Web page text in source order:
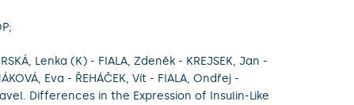
Lenka (K) - FIALA, Zdeněk - KREJSEK, Jan -
Eva - ŘEHÁČEK, Vít - FIALA, Ondřej -
Differences in the Expression of Insulin-Like